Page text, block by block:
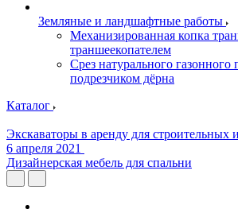
Земляные и ландшафтные работы
Механизированная копка
траншеекопателем
Срез натурального газонного
подрезчиком дёрна
Каталог
Экскаваторы в аренду для строительных
6 апреля 2021
Дизайнерская мебель для спальни